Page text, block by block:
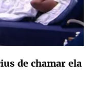
de chamar ela